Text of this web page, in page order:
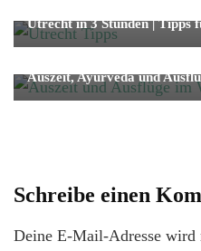
Utrecht in 3 Stunden | Tipps
Auszeit, Ayurveda und
Schreibe einen
Deine E-Mail-Adresse